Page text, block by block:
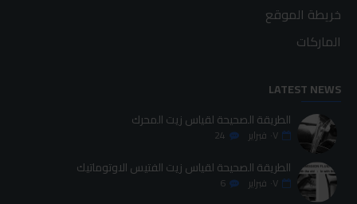
خريطة الموقع
الماركات
LATEST NEWS
الطريقة الصحيحة لقياس زيت المحرك
٠٧ فبراير 24
الطريقة الصحيحة لقياس زيت الفتيس الاوتوماتيك
٠٧ فبراير 6